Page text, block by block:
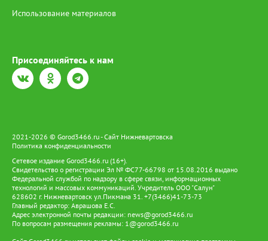
Использование материалов
Присоединяйтесь к нам
2021-2026 © Gorod3466.ru - Сайт Нижневартовска
Политика конфиденциальности
Сетевое издание Gorod3466.ru (16+).
Свидетельство о регистрации Эл № ФС77-66798 от 15.08.2016 выдано
Федеральной службой по надзору в сфере связи, информационных
технологий и массовых коммуникаций. Учредитель ООО "Салун"
628602 г. Нижневартовск ул.Пикмана 31. +7(3466)41-73-73
Главный редактор: Аврашова Е.С.
Адрес электронной почты редакции: news@gorod3466.ru
По вопросам размещения рекламы: 1@gorod3466.ru